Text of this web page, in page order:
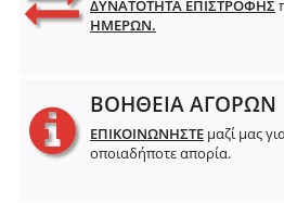
ΔΥΝΑΤΟΤΗΤΑ ΕΠΙΣΤΡΟΦΗΣ
ΗΜΕΡΩΝ.
ΒΟΗΘΕΙΑ ΑΓΟΡΩΝ
ΕΠΙΚΟΙΝΩΝΗΣΤΕ μαζί μας
οποιαδήποτε απορία.